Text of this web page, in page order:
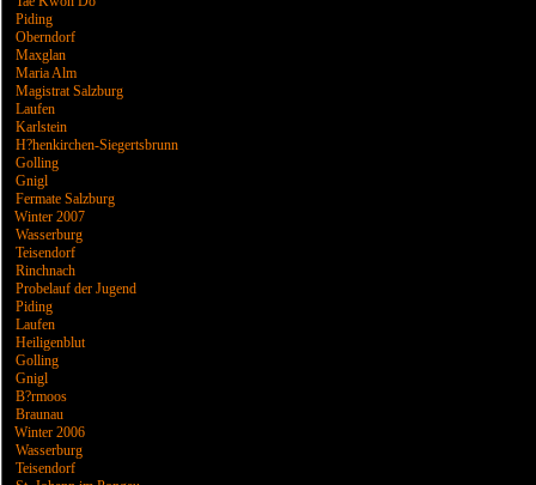
Piding
Oberndorf
Maxglan
Maria Alm
Magistrat Salzburg
Laufen
Karlstein
H?henkirchen-Siegertsbrunn
Golling
Gnigl
Fermate Salzburg
Winter 2007
Wasserburg
Teisendorf
Rinchnach
Probelauf der Jugend
Piding
Laufen
Heiligenblut
Golling
Gnigl
B?rmoos
Braunau
Winter 2006
Wasserburg
Teisendorf